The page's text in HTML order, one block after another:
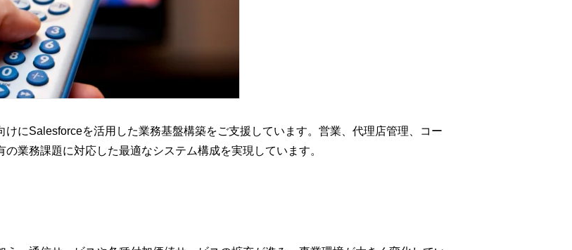
にSalesforceを活用した業務基盤構築をご支援しています。営業、代理店管理、コー
業務課題に対応した最適なシステム構成を実現しています。